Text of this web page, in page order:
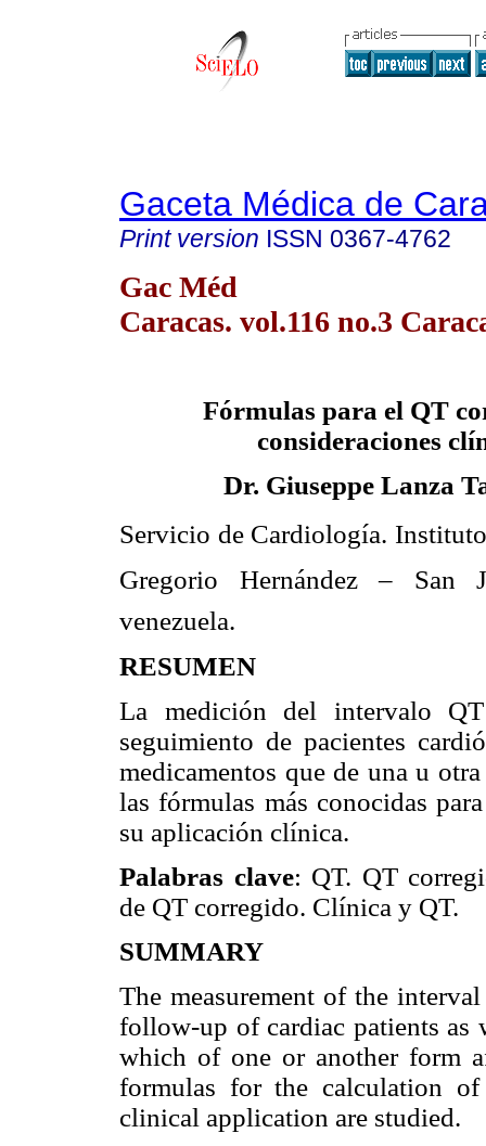
Gaceta Médica de
Print version ISSN 0367-4762
Gac Méd
Caracas. vol.116 no.3
Fórmulas para el QT
consideraciones
Dr. Giuseppe Lanza
Servicio de Cardiología. Instituto
Gregorio Hernández – San
venezuela.
RESUMEN
La medición del intervalo
seguimiento de pacientes
medicamentos que de una u
las fórmulas más conocidas
su aplicación clínica.
Palabras clave: QT. QT
de QT corregido. Clínica y QT.
SUMMARY
The measurement of the
follow-up of cardiac patients as
which of one or another form
formulas for the calculation
clinical application are studied.